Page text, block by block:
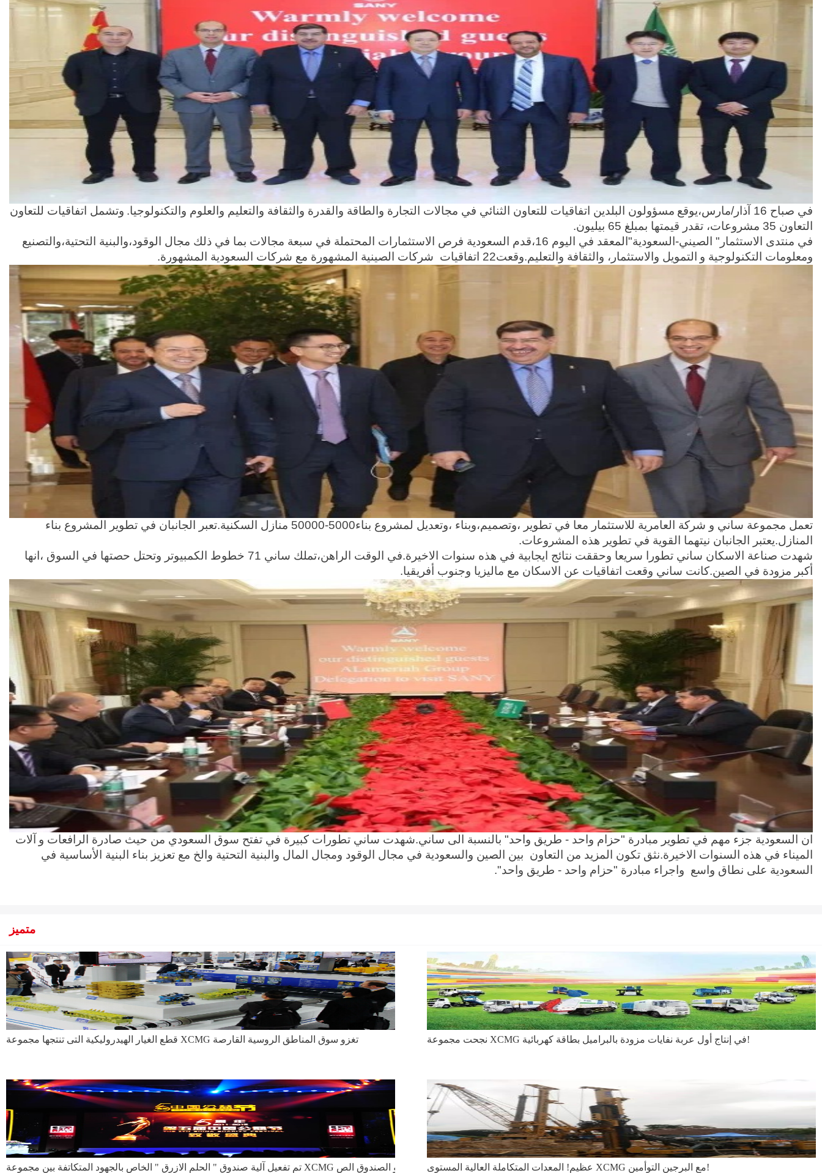
في صباح 16 آذار/مارس،يوقع مسؤولون البلدين اتفاقيات للتعاون الثنائي في مجالات التجارة والطاقة والقدرة والثقافة والتعليم والعلوم والتكنولوجيا. وتشمل اتفاقيات للتعاون
التعاون 35 مشروعات، تقدر قيمتها بمبلغ 65 بیلیون.
في منتدى الاستثمار" الصيني-السعودية"المعقد في اليوم 16،قدم السعودية فرص الاستثمارات المحتملة في سبعة مجالات بما في ذلك مجال الوقود،والبنية التحتية،والتصنيع
ومعلومات التكنولوجية و التمويل والاستثمار، والثقافة والتعليم.وقعت22 اتفاقيات شركات الصينية المشهورة مع شركات السعودية المشهورة.
تعمل مجموعة ساني و شركة العامرية للاستثمار معا في تطوير ،وتصميم،وبناء ،وتعديل لمشروع بناء5000-50000 منازل السكنية.تعبر الجانبان في تطوير المشروع بناء
المنازل.يعتبر الجانبان نيتهما القوية في تطوير هذه المشروعات.
شهدت صناعة الاسكان ساني تطورا سريعا وحققت نتائج ايجابية في هذه سنوات الاخيرة.في الوقت الراهن،تملك ساني 71 خطوط الكمبيوتر وتحتل حصتها في السوق ،انها
أكبر مزودة في الصين.كانت ساني وقعت اتفاقيات عن الاسكان مع ماليزيا وجنوب أفريقيا.
ان السعودية جزء مهم في تطوير مبادرة "حزام واحد - طريق واحد" بالنسبة الى ساني.شهدت ساني تطورات كبيرة في تفتح سوق السعودي من حيث صادرة الرافعات و آلات
الميناء في هذه السنوات الاخيرة.نثق تكون المزيد من التعاون بين الصين والسعودية في مجال الوقود ومجال المال والبنية التحتية والخ مع تعزيز بناء البنية الأساسية في
السعودية على نطاق واسع واجراء مبادرة "حزام واحد - طريق واحد".
متميز
قطع الغيار الهيدروليكية التى تنتجها مجموعة XCMG تغزو سوق المناطق الروسية القارصة نجحت مجموعة XCMG في إنتاج أول عربة نفايات مزودة بالبراميل بطاقة كهربائية!
تم تفعيل آلية صندوق " الحلم الازرق " الخاص بالجهود المتكاتفة بين مجموعة XCMG و الصندوق الص عظيم! المعدات المتكاملة العالية المستوى XCMG مع البرجين التوأمين!